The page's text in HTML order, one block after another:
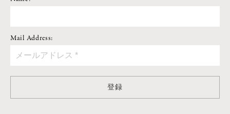
Mail Address:
登録